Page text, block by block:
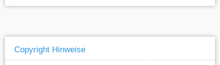
Copyright Hinweise